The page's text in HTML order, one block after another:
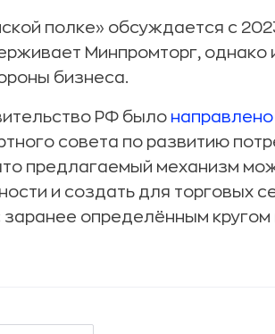
полке» обсуждается с
Минпромторг, однако
бизнеса.
РФ было направлено
совета по развитию
предлагаемый механизм
и создать для торговых
заранее определённым